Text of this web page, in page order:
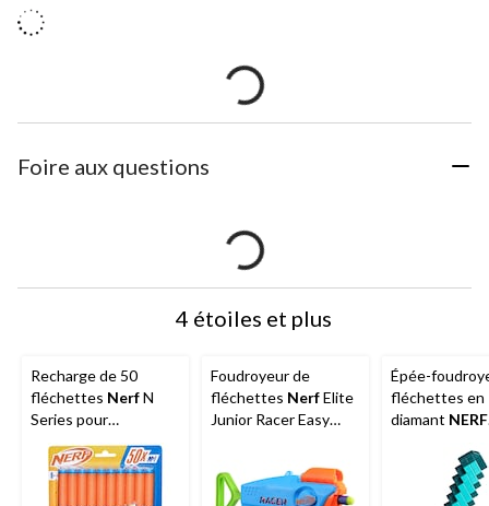
Foire aux questions
4 étoiles et plus
Recharge de 50
fléchettes NerfN
Series pour
foudroyeurs Nerf N
Series
Foudroyeur de
fléchettes NerfElite
Junior Racer Easy
fléchettes, 6 ans et
plus
Épée-
fléchettes en
diamant NERF
8 fléchettes